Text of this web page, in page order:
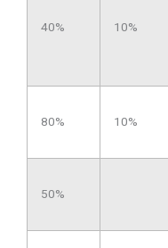
40% 10%
80% 10%
50%